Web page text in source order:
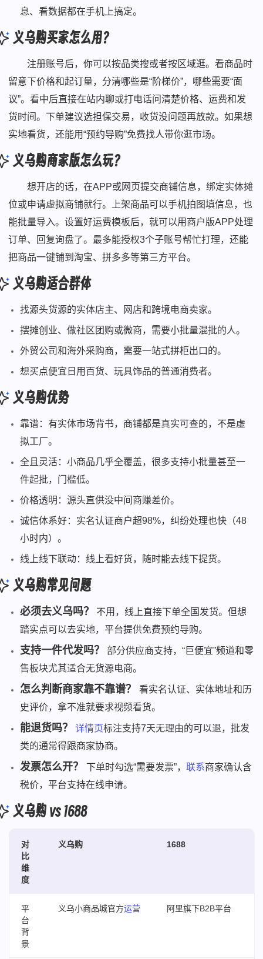
息、看数据都在手机上搞定。
义乌购买家怎么用？
注册账号后，你可以按品类搜或者按区域逛。看商品时
留意下价格和起订量，分清哪些是“阶梯价”，哪些需要“面
议”。看中后直接在站内聊或打电话问清楚价格、运费和发
货时间。下单建议选担保交易，收货没问题再放款。如果想
实地看货，还能用“预约导购”免费找人带你逛市场。
义乌购商家版怎么玩？
想开店的话，在APP或网页提交商铺信息，绑定实体摊
位或申请虚拟商铺就行。上架商品可以手机拍图填信息，也
能批量导入。设置好运费模板后，就可以用商户版APP处理
订单、回复询盘了。最多能授权3个子账号帮忙打理，还能
把商品一键铺到淘宝、拼多多等第三方平台。
义乌购适合群体
找源头货源的实体店主、网店和跨境电商卖家。
摆摊创业、做社区团购或微商，需要小批量混批的人。
外贸公司和海外采购商，需要一站式拼柜出口的。
想买点便宜日用百货、玩具饰品的普通消费者。
义乌购优势
靠谱：有实体市场背书，商铺都是真实可查的，不是虚
拟工厂。
全且灵活：小商品几乎全覆盖，很多支持小批量甚至一
件起批，门槛低。
价格透明：源头直供没中间商赚差价。
诚信体系好：实名认证商户超98%，纠纷处理也快（48
小时内）。
线上线下联动：线上看好货，随时能去线下提货。
义乌购常见问题
必须去义乌吗？
不用，线上直接下单全国发货。但想
踏实点可以去实地，平台提供免费预约导购。
支持一件代发吗？
部分供应商支持，“巨便宜”频道和零
售板块尤其适合无货源电商。
怎么判断商家靠不靠谱？看实名认证、实体地址和历
史评价，拿不准就要求视频看货。
能退货吗？ 详情页标注支持7天无理由的可以退，批发
类的通常得跟商家协商。
发票怎么开？下单时勾选“需要发票”，联系商家确认含
税价，平台支持在线申请。
义乌购 vs 1688
对
比
维
度
义乌购 1688
平
台
背
景
义乌小商品城官方运营 阿里旗下B2B平台